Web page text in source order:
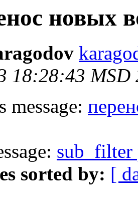
новых
18:28:43 MSD
message:
sub_filter
sorted by: [